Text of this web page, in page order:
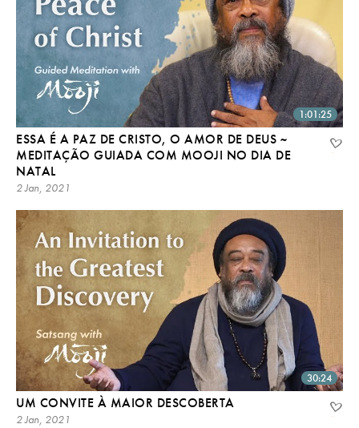
1:01:25
ESSA É A PAZ DE CRISTO, O AMOR DE DEUS ~
MEDITAÇÃO GUIADA COM MOOJI NO DIA DE
NATAL
2 Jan, 2021
30:24
UM CONVITE À MAIOR DESCOBERTA
2 Jan, 2021